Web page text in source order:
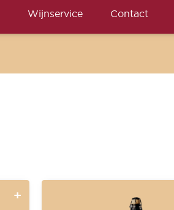
Wijnservice Contact